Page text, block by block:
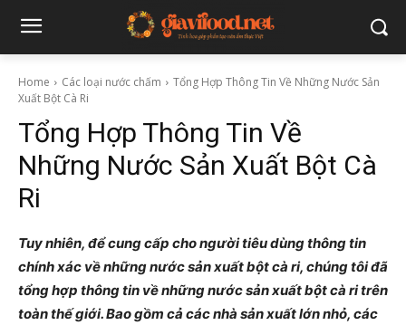
Home Các loại nước chấm
Tổng Hợp Thông Tin Về Những Nước Sản
Xuất Bột Cà Ri
Tổng Hợp Thông Tin Về
Những Nước Sản Xuất Bột Cà
Ri
Tuy nhiên, để cung cấp cho người tiêu dùng thông tin
chính xác về những nước sản xuất bột cà ri, chúng tôi đã
tổng hợp thông tin về những nước sản xuất bột cà ri trên
toàn thế giới. Bao gồm cả các nhà sản xuất lớn nhỏ, các